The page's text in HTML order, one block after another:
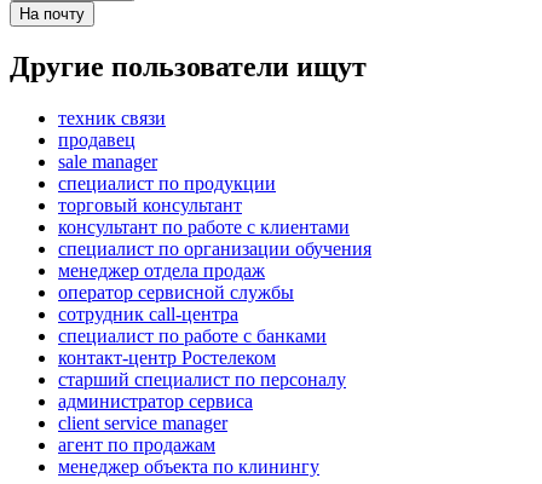
На почту
Другие пользователи ищут
техник связи
продавец
sale manager
специалист по продукции
торговый консультант
консультант по работе с клиентами
специалист по организации обучения
менеджер отдела продаж
оператор сервисной службы
сотрудник call-центра
специалист по работе с банками
контакт-центр Ростелеком
старший специалист по персоналу
администратор сервиса
client service manager
агент по продажам
менеджер объекта по клинингу